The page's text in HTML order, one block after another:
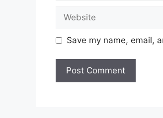
Save my name, email,